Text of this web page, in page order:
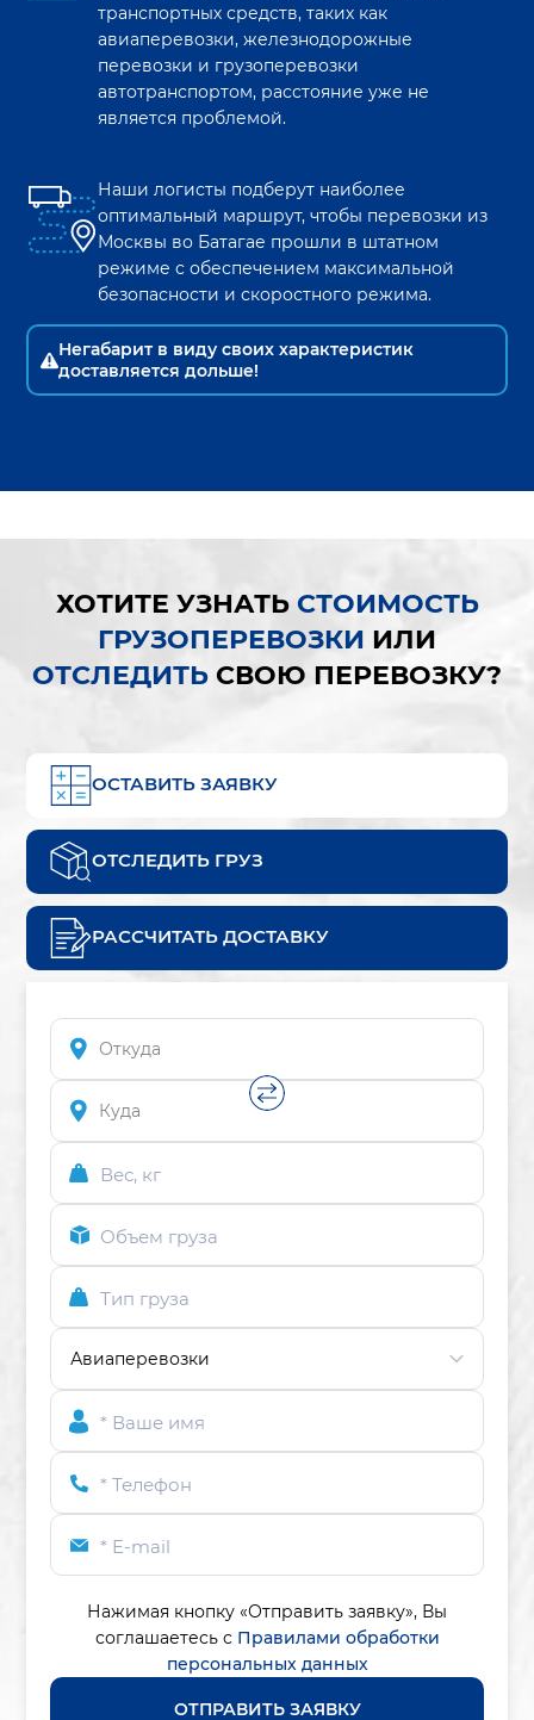
транспортных средств, таких как
авиаперевозки, железнодорожные
перевозки и грузоперевозки
автотранспортом, расстояние уже не
является проблемой.
Наши логисты подберут наиболее
оптимальный маршрут, чтобы перевозки из
Москвы во Батагае прошли в штатном
режиме с обеспечением максимальной
безопасности и скоростного режима.
Негабарит в виду своих характеристик
доставляется дольше!
ХОТИТЕ УЗНАТЬ СТОИМОСТЬ
ГРУЗОПЕРЕВОЗКИ ИЛИ
ОТСЛЕДИТЬ СВОЮ ПЕРЕВОЗКУ?
ОСТАВИТЬ ЗАЯВКУ
ОТСЛЕДИТЬ ГРУЗ
РАССЧИТАТЬ ДОСТАВКУ
Вес, кг
Объем груза
Тип груза
* Ваше имя
* Телефон
* E-mail
Нажимая кнопку «Отправить заявку», Вы
соглашаетесь с Правилами обработки
персональных данных
ОТПРАВИТЬ ЗАЯВКУ